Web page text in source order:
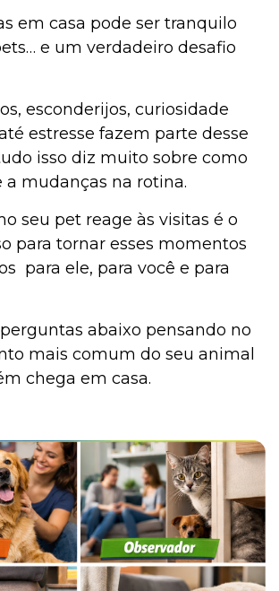
Institucional
em casa pode ser tranquilo
e um verdadeiro desafio
esconderijos, curiosidade
estresse fazem parte desse
isso diz muito sobre como
a mudanças na rotina.
seu pet reage às visitas é o
para tornar esses momentos
para ele, para você e para
abaixo pensando no
mais comum do seu animal
chega em casa.